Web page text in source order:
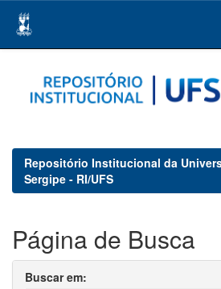
navigation
Repositório Institucional da
Sergipe - RI/UFS
Página de Busca
Buscar em: